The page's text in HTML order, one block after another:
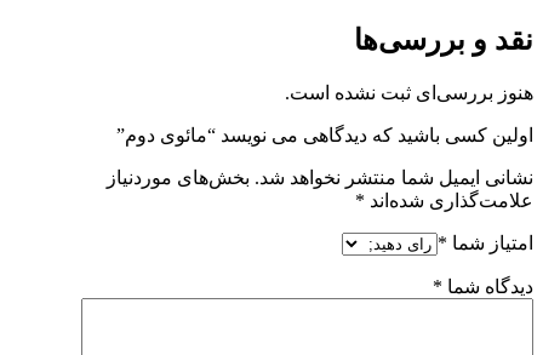
نقد و بررسی‌ها
هنوز بررسی‌ای ثبت نشده است.
اولین کسی باشید که دیدگاهی می نویسد “مائوی دوم”
نشانی ایمیل شما منتشر نخواهد شد. بخش‌های موردنیاز
علامت‌گذاری شده‌اند *
امتیاز شما *
دیدگاه شما *